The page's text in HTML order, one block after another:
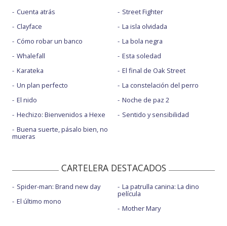
Cuenta atrás
Clayface
Cómo robar un banco
Whalefall
Karateka
Un plan perfecto
El nido
Hechizo: Bienvenidos a Hexe
Buena suerte, pásalo bien, no
mueras
Street Fighter
La isla olvidada
La bola negra
Esta soledad
El final de Oak Street
La constelación del perro
Noche de paz 2
Sentido y sensibilidad
CARTELERA DESTACADOS
Spider-man: Brand new day
El último mono
La patrulla canina: La dino
película
Mother Mary